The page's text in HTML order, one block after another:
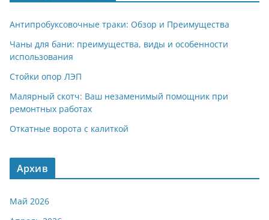
Антипробуксовочные траки: Обзор и Преимущества
Чаны для бани: преимущества, виды и особенности
использования
Стойки опор ЛЭП
Малярный скотч: Ваш незаменимый помощник при
ремонтных работах
Откатные ворота с калиткой
Архив
Май 2026